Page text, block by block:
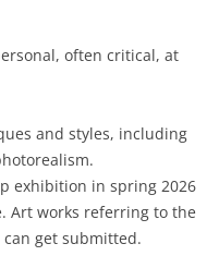
often critical, at
and styles, including
exhibition in spring 2026
Art works referring to the
get submitted.